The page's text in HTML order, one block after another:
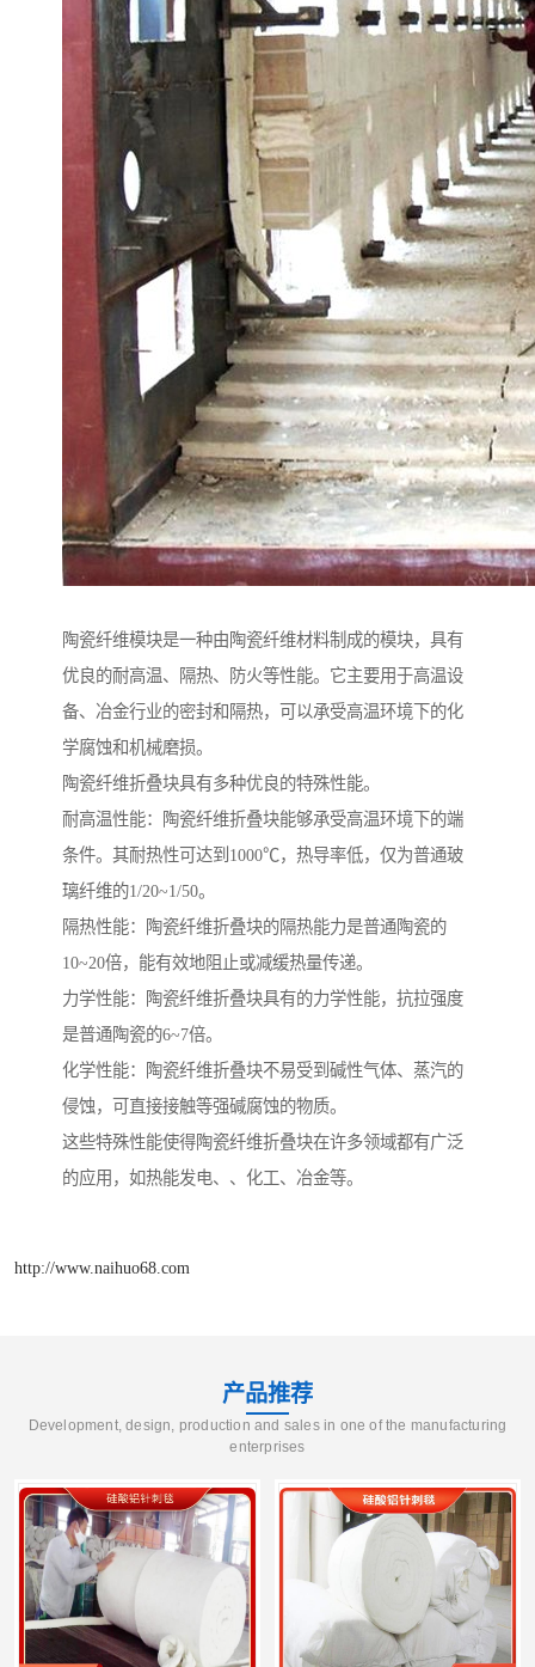
陶瓷纤维模块是一种由陶瓷纤维材料制成的模块，具有
优良的耐高温、隔热、防火等性能。它主要用于高温设
备、冶金行业的密封和隔热，可以承受高温环境下的化
学腐蚀和机械磨损。
陶瓷纤维折叠块具有多种优良的特殊性能。
耐高温性能：陶瓷纤维折叠块能够承受高温环境下的端
条件。其耐热性可达到1000℃，热导率低，仅为普通玻
璃纤维的1/20~1/50。
隔热性能：陶瓷纤维折叠块的隔热能力是普通陶瓷的
10~20倍，能有效地阻止或减缓热量传递。
力学性能：陶瓷纤维折叠块具有的力学性能，抗拉强度
是普通陶瓷的6~7倍。
化学性能：陶瓷纤维折叠块不易受到碱性气体、蒸汽的
侵蚀，可直接接触等强碱腐蚀的物质。
这些特殊性能使得陶瓷纤维折叠块在许多领域都有广泛
的应用，如热能发电、、化工、冶金等。
http://www.naihuo68.com
产品推荐
Development, design, production and sales in one of the manufacturing
enterprises